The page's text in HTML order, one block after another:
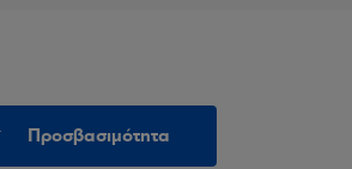
Προσβασιμότητα